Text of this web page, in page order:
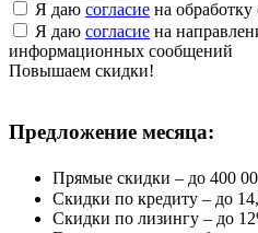
Я даю согласие на
Я даю согласие на
информационных сообщений
Повышаем скидки!
Предложение месяца:
Прямые скидки – до 400
Скидки по кредиту – до
Скидки по лизингу – до